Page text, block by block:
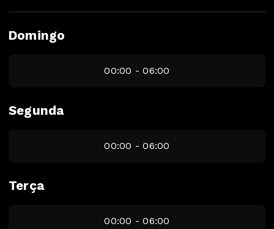
Domingo
00:00 - 06:00
Segunda
00:00 - 06:00
Terça
00:00 - 06:00